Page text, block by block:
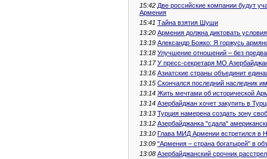
15:42 Две российские компании будут
Армения
15:41 Тайна взятия Шуши
13:20 Армения должна диктовать
13:19 Александр Божко: Я горжусь
13:18 Улучшение отношений – без
13:17 У пресс-секретаря МО
13:16 Азиатские страны объединит
13:15 Скончался последний наследник
13:14 Жить мечтами об исторической
13:14 Азербайджан хочет закупить в
13:13 Турция намерена создать зону
13:12 Азербайджанка "сдала"
13:10 Глава МИД Армении встретился в
13:09 "Армения – страна богатырей" в
13:08 Азербайджанский срочник